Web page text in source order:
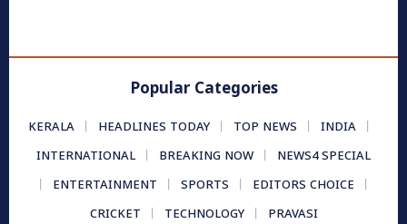
Popular Categories
KERALA HEADLINES TODAY TOP NEWS
INDIA
INTERNATIONAL
BREAKING NOW
NEWS4 SPECIAL
ENTERTAINMENT
SPORTS
EDITORS CHOICE
CRICKET
TECHNOLOGY PRAVASI